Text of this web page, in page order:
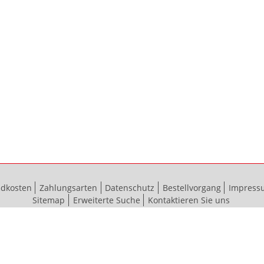
Zahlungsarten Datenschutz Bestellvorgang
Sitemap
Erweiterte Suche Kontaktieren Sie uns